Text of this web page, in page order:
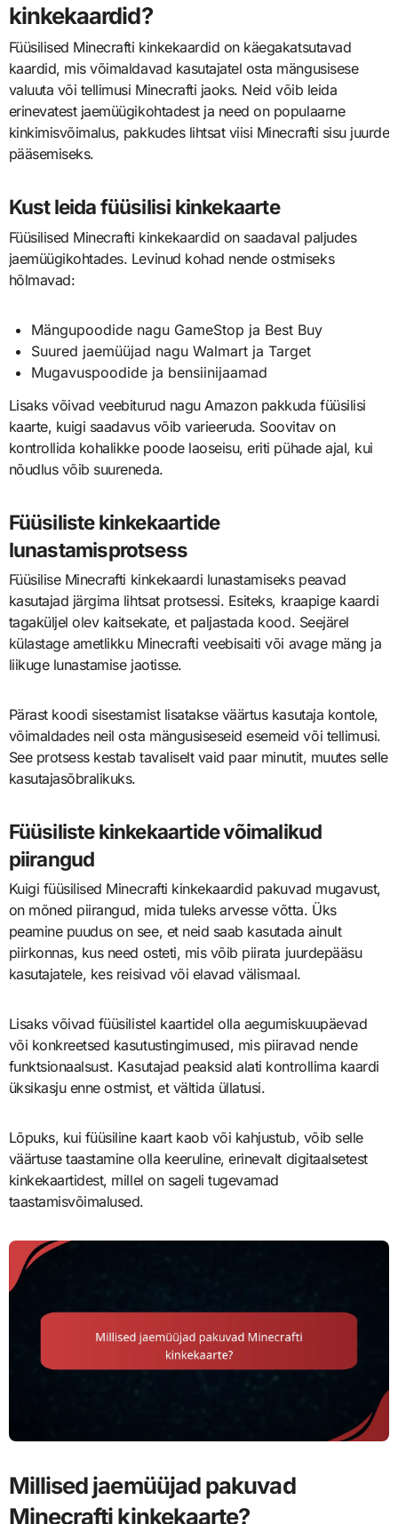
kinkekaardid?
Füüsilised Minecrafti kinkekaardid on käegakatsutavad
kaardid, mis võimaldavad kasutajatel osta mängusisese
valuuta või tellimusi Minecrafti jaoks. Neid võib leida
erinevatest jaemüügikohtadest ja need on populaarne
kinkimisvõimalus, pakkudes lihtsat viisi Minecrafti sisu juurde
pääsemiseks.
Kust leida füüsilisi kinkekaarte
Füüsilised Minecrafti kinkekaardid on saadaval paljudes
jaemüügikohtades. Levinud kohad nende ostmiseks
hõlmavad:
Mängupoodide nagu GameStop ja Best Buy
Suured jaemüüjad nagu Walmart ja Target
Mugavuspoodide ja bensiinijaamad
Lisaks võivad veebiturud nagu Amazon pakkuda füüsilisi
kaarte, kuigi saadavus võib varieeruda. Soovitav on
kontrollida kohalikke poode laoseisu, eriti pühade ajal, kui
nõudlus võib suureneda.
Füüsiliste kinkekaartide
lunastamisprotsess
Füüsilise Minecrafti kinkekaardi lunastamiseks peavad
kasutajad järgima lihtsat protsessi. Esiteks, kraapige kaardi
tagaküljel olev kaitsekate, et paljastada kood. Seejärel
külastage ametlikku Minecrafti veebisaiti või avage mäng ja
liikuge lunastamise jaotisse.
Pärast koodi sisestamist lisatakse väärtus kasutaja kontole,
võimaldades neil osta mängusiseseid esemeid või tellimusi.
See protsess kestab tavaliselt vaid paar minutit, muutes selle
kasutajasõbralikuks.
Füüsiliste kinkekaartide võimalikud
piirangud
Kuigi füüsilised Minecrafti kinkekaardid pakuvad mugavust,
on mõned piirangud, mida tuleks arvesse võtta. Üks
peamine puudus on see, et neid saab kasutada ainult
piirkonnas, kus need osteti, mis võib piirata juurdepääsu
kasutajatele, kes reisivad või elavad välismaal.
Lisaks võivad füüsilistel kaartidel olla aegumiskuupäevad
või konkreetsed kasutustingimused, mis piiravad nende
funktsionaalsust. Kasutajad peaksid alati kontrollima kaardi
üksikasju enne ostmist, et vältida üllatusi.
Lõpuks, kui füüsiline kaart kaob või kahjustub, võib selle
väärtuse taastamine olla keeruline, erinevalt digitaalsetest
kinkekaartidest, millel on sageli tugevamad
taastamisvõimalused.
Millised jaemüüjad pakuvad
Minecrafti kinkekaarte?